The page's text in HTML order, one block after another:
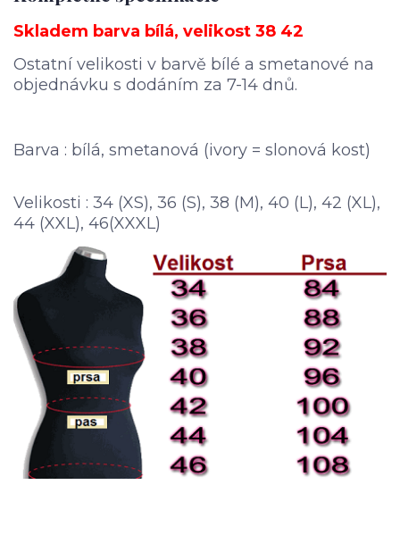
Skladem barva bílá, velikost 38 42
Ostatní velikosti v barvě bílé a smetanové na
objednávku s dodáním za 7-14 dnů.
Barva : bílá, smetanová (ivory = slonová kost)
Velikosti : 34 (XS), 36 (S), 38 (M), 40 (L), 42 (XL),
44 (XXL), 46(XXXL)